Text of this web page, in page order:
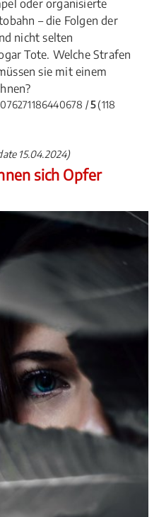
oder organisierte
– die Folgen der
nicht selten
Tote. Welche Strafen
sie mit einem
/5(118
15.04.2024)
sich Opfer